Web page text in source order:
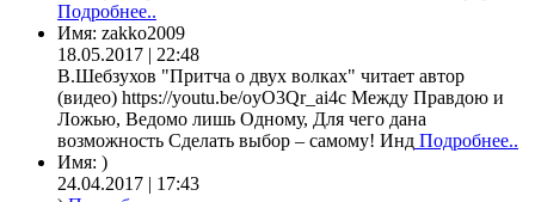
Подробнее..
Имя: zakko2009
18.05.2017 | 22:48
В.Шебзухов "Притча о двух волках" читает автор
(видео) https://youtu.be/oyO3Qr_ai4c Между Правдою и
Ложью, Ведомо лишь Одному, Для чего дана
возможность Сделать выбор – самому! Инд Подробнее..
Имя: )
24.04.2017 | 17:43